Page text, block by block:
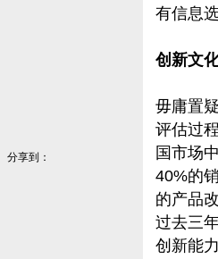
分享到：
有信息选
创新文
毋庸置
评估过
国市场
40%的
的产品
过去三
创新能